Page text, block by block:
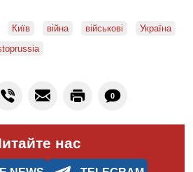
Київ війна військові
Україна
0
нас